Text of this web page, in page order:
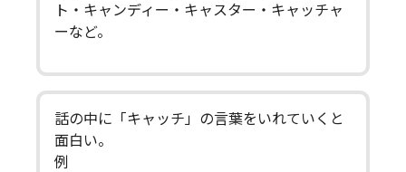
ト・キャンディー・キャスター・キャッチャ
ーなど。
話の中に「キャッチ」の言葉をいれていくと
面白い。
例